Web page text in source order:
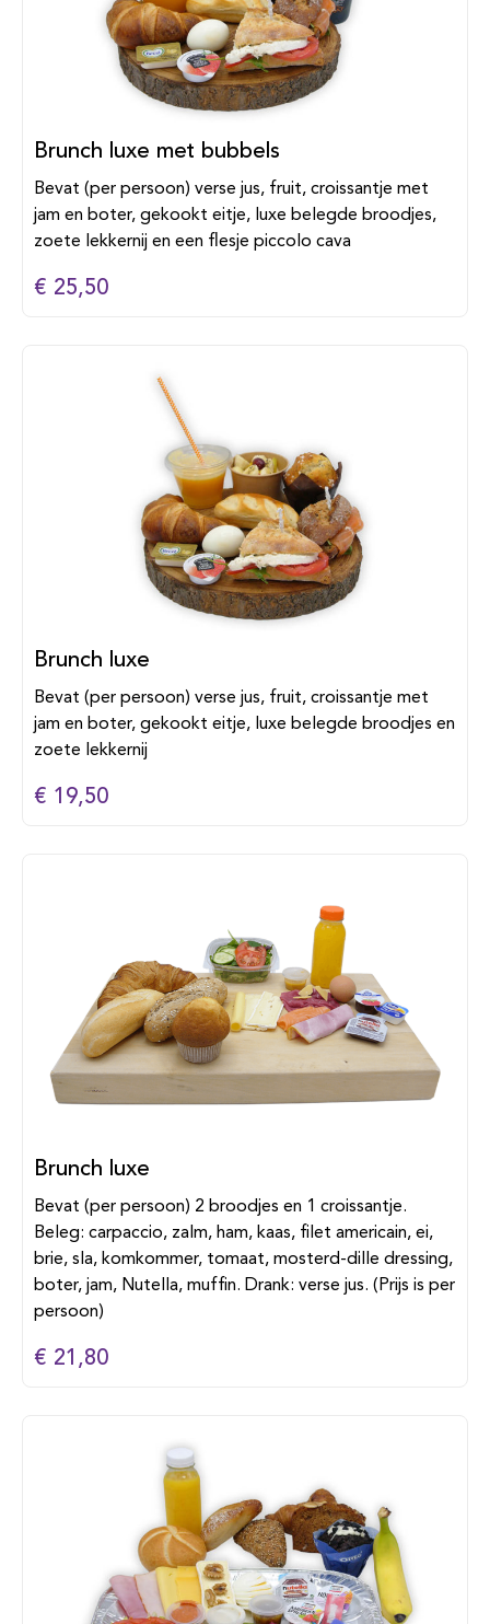
Brunch luxe met bubbels
Bevat (per persoon) verse jus, fruit, croissantje met
jam en boter, gekookt eitje, luxe belegde broodjes,
zoete lekkernij en een flesje piccolo cava
€ 25,50
Brunch luxe
Bevat (per persoon) verse jus, fruit, croissantje met
jam en boter, gekookt eitje, luxe belegde broodjes en
zoete lekkernij
€ 19,50
Brunch luxe
Bevat (per persoon) 2 broodjes en 1 croissantje.
Beleg: carpaccio, zalm, ham, kaas, filet americain, ei,
brie, sla, komkommer, tomaat, mosterd-dille dressing,
boter, jam, Nutella, muffin. Drank: verse jus. (Prijs is per
persoon)
€ 21,80